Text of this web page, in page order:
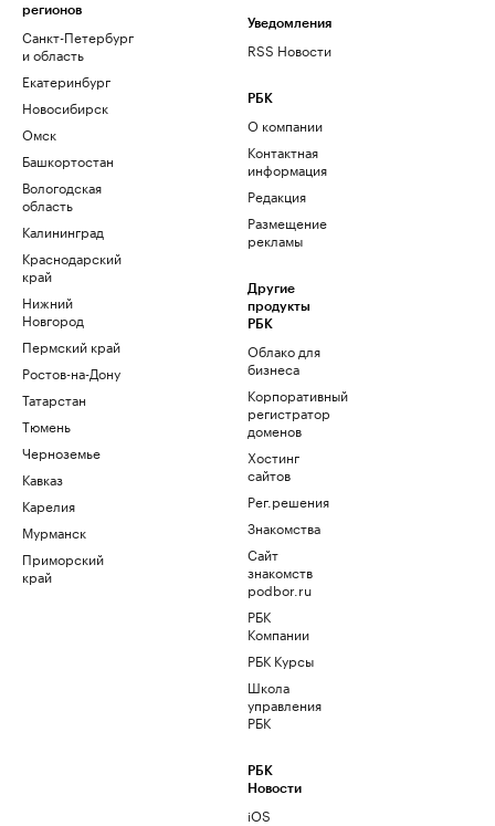
регионов
Санкт-Петербург
и область
Екатеринбург
Новосибирск
Омск
Башкортостан
Вологодская
область
Калининград
Краснодарский
край
Нижний
Новгород
Пермский край
Ростов-на-Дону
Татарстан
Тюмень
Черноземье
Кавказ
Карелия
Мурманск
Приморский
край
Уведомления
RSS Новости
РБК
О компании
Контактная
информация
Редакция
Размещение
рекламы
Другие
продукты
РБК
Облако для
бизнеса
Корпоративный
регистратор
доменов
Хостинг
сайтов
Рег.решения
Знакомства
Сайт
знакомств
podbor.ru
РБК
Компании
РБК Курсы
Школа
управления
РБК
РБК
Новости
iOS